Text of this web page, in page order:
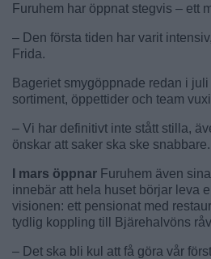
Furuhem har öppnat stegvis – ett
– Den första tiden har varit
Frida.
Bageriet smygöppnade redan i
sortiment, öppettider och team
– Vi har definitivt inte stått stilla,
önskar att saker ska ske snabbare.
I mars öppnar Furuhem även
innebär att hela huset börjar leva
visionen: ett pensionat med
tydlig koppling till Bjärehalvöns
– Det ska bli kul att få göra vår